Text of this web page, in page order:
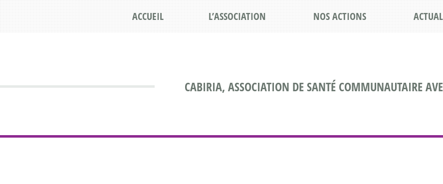
CABIRIA, ASSOCIATION DE SANTÉ COMMUNAUTAIRE
ACCUEIL L’ASSOCIATION NOS ACTIONS